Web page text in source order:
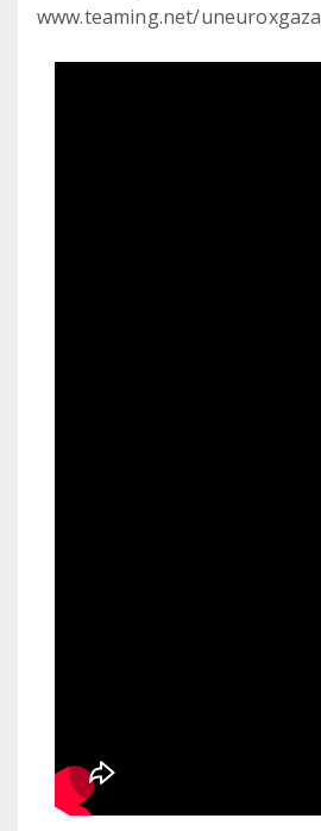
www.teaming.net/uneuroxgaza